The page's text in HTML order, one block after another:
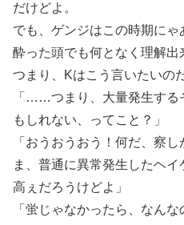
だけどよ。
でも、ゲンジはこの時期にゃ
酔った頭でも何となく理解出
つまり、Kはこう言いたいのだ
「……つまり、大量発生する
もしれない、ってこと？」
「おうおうおう！何だ、察
ま、普通に異常発生したヘ
高ぇだろうけどよ」
「蛍じゃなかったら、なんな